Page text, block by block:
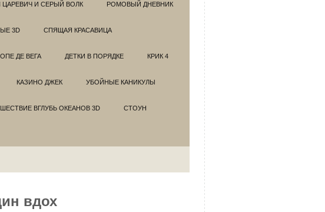
ЦАРЕВИЧ И СЕРЫЙ ВОЛК РОМОВЫЙ ДНЕВНИК
3D СПЯЩАЯ КРАСАВИЦА
ДЕ ВЕГА ДЕТКИ В ПОРЯДКЕ КРИК 4
КАЗИНО ДЖЕК УБОЙНЫЕ КАНИКУЛЫ
ВГЛУБЬ ОКЕАНОВ 3D СТОУН
вдох